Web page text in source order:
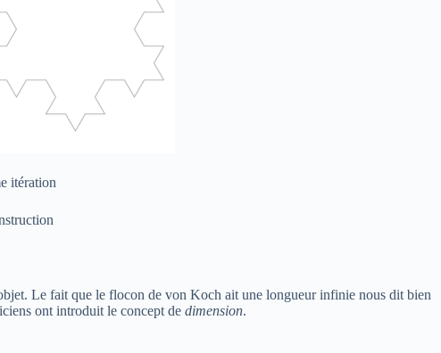
Le fait que le flocon de von Koch ait une longueur infinie nous dit bien
ont introduit le concept de dimension.